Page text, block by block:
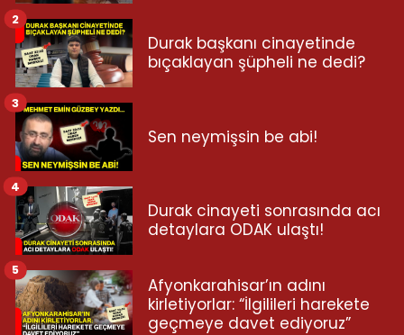
Durak başkanı cinayetinde
bıçaklayan şüpheli ne dedi?
2
Sen neymişsin be abi!
3
Durak cinayeti sonrasında acı
detaylara ODAK ulaştı!
4
Afyonkarahisar’ın adını
kirletiyorlar: “İlgilileri harekete
geçmeye davet ediyoruz”
5